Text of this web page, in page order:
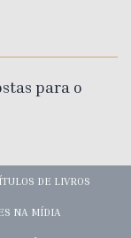
para o
DE LIVROS
NA MÍDIA